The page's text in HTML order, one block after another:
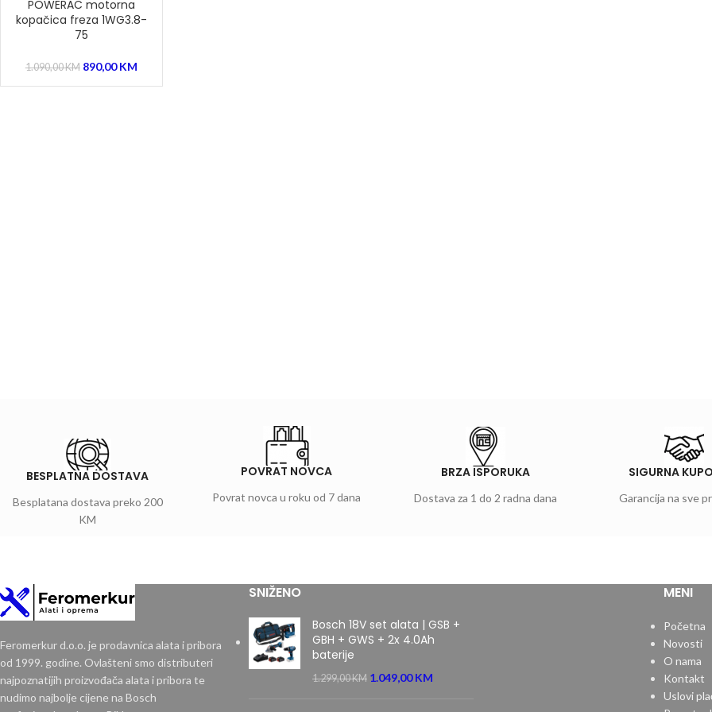
POWERAC motorna
kopačica freza 1WG3.8-
75
1.090,00KM 890,00KM
BESPLATNA DOSTAVA
Besplatana dostava preko 200
KM
POVRAT NOVCA
Povrat novca u roku od 7 dana
BRZA ISPORUKA
Dostava za 1 do 2 radna dana
SIGURNA
Garancija na sve
Feromerkur d.o.o. je prodavnica alata i pribora
od 1999. godine. Ovlašteni smo distributeri
najpoznatijih proizvođača alata i pribora te
nudimo najbolje cijene na Bosch
SNIŽENO
Bosch 18V set alata | GSB +
GBH + GWS + 2x 4.0Ah
baterije
1.299,00KM 1.049,00KM
MENI
Početna
Novosti
O nama
Kontakt
Uslovi